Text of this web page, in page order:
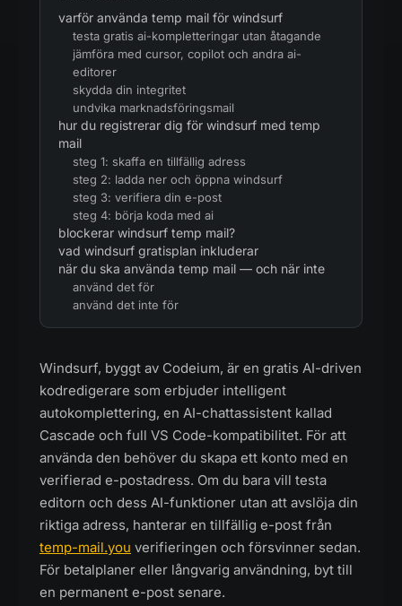
varför använda temp mail för windsurf
testa gratis ai-kompletteringar utan åtagande
jämföra med cursor, copilot och andra ai-
editorer
skydda din integritet
undvika marknadsföringsmail
hur du registrerar dig för windsurf med temp
mail
steg 1: skaffa en tillfällig adress
steg 2: ladda ner och öppna windsurf
steg 3: verifiera din e-post
steg 4: börja koda med ai
blockerar windsurf temp mail?
vad windsurf gratisplan inkluderar
när du ska använda temp mail — och när inte
använd det för
använd det inte för
Windsurf, byggt av Codeium, är en gratis AI-driven
kodredigerare som erbjuder intelligent
autokomplettering, en AI-chattassistent kallad
Cascade och full VS Code-kompatibilitet. För att
använda den behöver du skapa ett konto med en
verifierad e-postadress. Om du bara vill testa
editorn och dess AI-funktioner utan att avslöja din
riktiga adress, hanterar en tillfällig e-post från
temp-mail.you verifieringen och försvinner sedan.
För betalplaner eller långvarig användning, byt till
en permanent e-post senare.